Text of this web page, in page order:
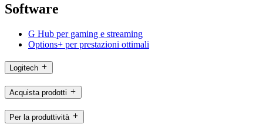
Software
G Hub per gaming e streaming
Options+ per prestazioni ottimali
Logitech
Acquista prodotti
Per la produttività